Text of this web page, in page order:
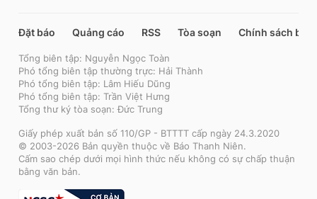
Đặt báo Quảng cáo RSS Tòa soạn Chính sách bảo
Tổng biên tập: Nguyễn Ngọc Toàn
Phó tổng biên tập thường trực: Hải Thành
Phó tổng biên tập: Lâm Hiếu Dũng
Phó tổng biên tập: Trần Việt Hưng
Tổng thư ký tòa soạn: Đức Trung
Giấy phép xuất bản số 110/GP - BTTTT cấp ngày 24.3.2020
© 2003-2026 Bản quyền thuộc về Báo Thanh Niên.
Cấm sao chép dưới mọi hình thức nếu không có sự chấp thuận
bằng văn bản.